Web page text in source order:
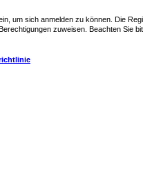
um sich anmelden zu können. Die
zuweisen. Beachten Sie